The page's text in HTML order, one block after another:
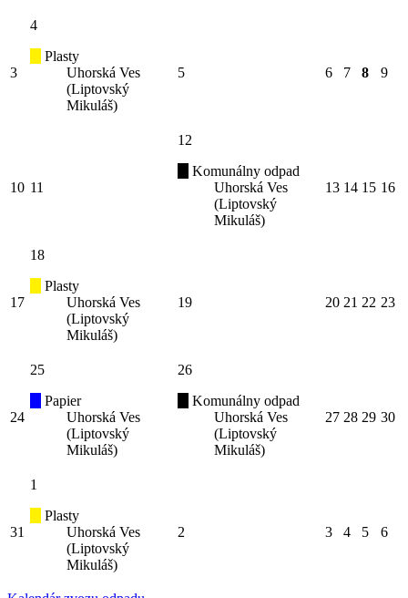
3
4
Plasty
Uhorská Ves
(Liptovský
Mikuláš)
5 6 7 8 9
10 11
12
Komunálny odpad
Uhorská Ves
(Liptovský
Mikuláš)
13 14 15 16
17
18
Plasty
Uhorská Ves
(Liptovský
Mikuláš)
19 20 21 22 23
24
25
Papier
Uhorská Ves
(Liptovský
Mikuláš)
26
Komunálny odpad
Uhorská Ves
(Liptovský
Mikuláš)
27 28 29 30
31
1
Plasty
Uhorská Ves
(Liptovský
Mikuláš)
2 3 4 5 6